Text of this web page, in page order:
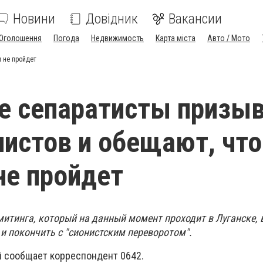
Новини Довідник Вакансии
Погода Недвижимость Карта міста Авто / Мото
не пройдет
сепаратисты
и обещают, что
пройдет
который на данный момент проходит в
покончить с "сионистским переворотом".
корреспондент 0642.